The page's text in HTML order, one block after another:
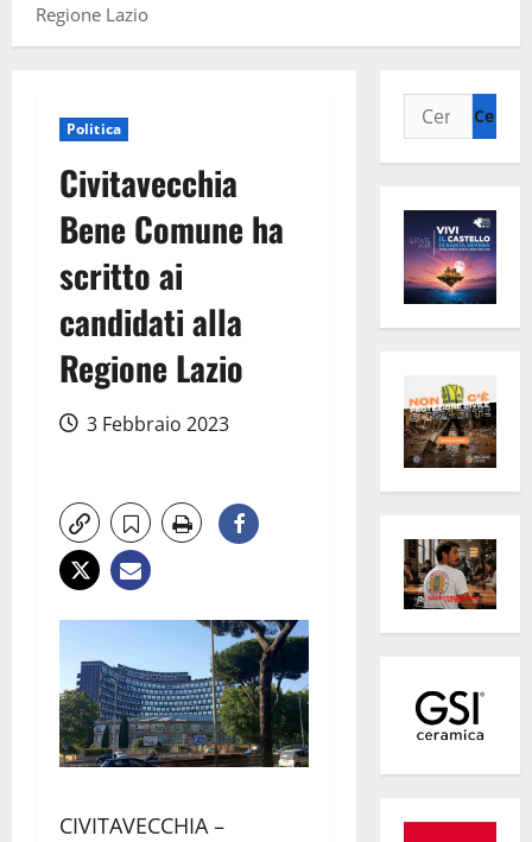
Regione Lazio
Politica
Civitavecchia
Bene Comune ha
scritto ai
candidati alla
Regione Lazio
3 Febbraio 2023
CIVITAVECCHIA –
Ricerca
per: